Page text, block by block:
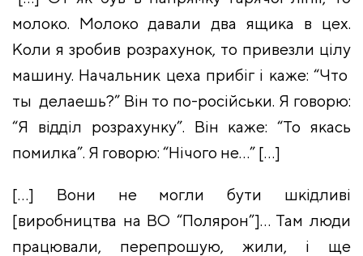
молоко. Молоко давали два ящика в цех.
Коли я зробив розрахунок, то привезли цілу
машину. Начальник цеха прибіг і каже: “Что
ты делаешь?” Він то по-російськи. Я говорю:
“Я відділ розрахунку”. Він каже: “То якась
помилка”. Я говорю: “Нічого не…” […]
[…] Вони не могли бути шкідливі
[виробництва на ВО “Полярон”]… Там люди
працювали, перепрошую, жили, і ще